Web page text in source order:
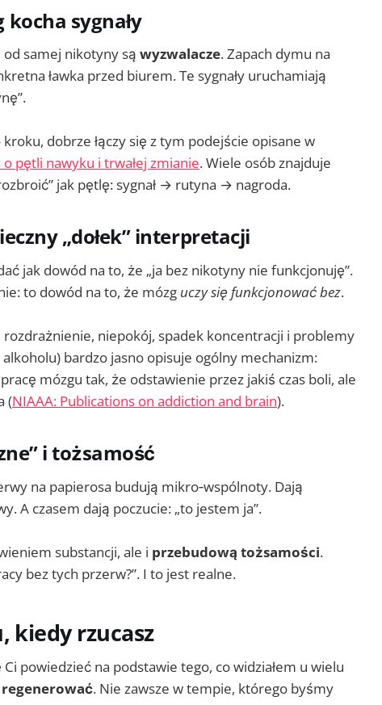
sygnały
samej nikotyny są wyzwalacze. Zapach dymu na
ławka przed biurem. Te sygnały uruchamiają
dobrze łączy się z tym podejście opisane w
pętli nawyku i trwałej zmianie. Wiele osób znajduje
jak pętlę: sygnał → rutyna → nagroda.
„dołek” interpretacji
jak dowód na to, że „ja bez nikotyny nie funkcjonuję”.
to dowód na to, że mózg uczy się funkcjonować bez.
niepokój, spadek koncentracji i problemy
bardzo jasno opisuje ogólny mechanizm:
mózgu tak, że odstawienie przez jakiś czas boli, ale
(NIAAA: Publications on addiction and brain).
i tożsamość
na papierosa budują mikro‑wspólnoty. Dają
A czasem dają poczucie: „to jestem ja”.
substancji, ale i przebudową tożsamości.
bez tych przerw?”. I to jest realne.
kiedy rzucasz
powiedzieć na podstawie tego, co widziałem u wielu
. Nie zawsze w tempie, którego byśmy